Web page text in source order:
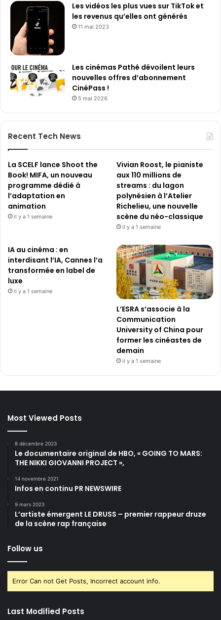
Les vidéos les plus vues sur TikTok et
les revenus qu’elles ont générés
11 mai 2023
Les cinémas Pathé dévoilent leurs
nouvelles offres d’abonnement
CinéPass !
5 mai 2026
Recent Tech News
La SCELF lance Shoot the
Book! MIFA, un nouveau
programme dédié à
l’adaptation en
animation
il y a 1 semaine
Vivian Roost, le pianiste
aux 110 millions de
streams : du lagon
polynésien à l’Atelier
Richelieu, une nouvelle
scène du néo-classique
il y a 1 semaine
IA au cinéma : en
interdisant l’IA, Cannes l’a
transformée en label de
luxe
il y a 1 semaine
L’ESRA s’associe à la
Communication
University of China pour
former les cinéastes de
demain
il y a 1 semaine
Most Viewed Posts
8 décembre 2023
Le documentaire original de HBO, « GOING TO MARS:
THE NIKKI GIOVANNI PROJECT »,
14 novembre 2021
Infos en continu PR NEWSWIRE
9 mars 2023
L’artiste émergent LE DRUSS – premier rappeur druze
de la scène rap française
Follow us
Error Can not Get Posts, Incorrect account info.
Last Modified Posts